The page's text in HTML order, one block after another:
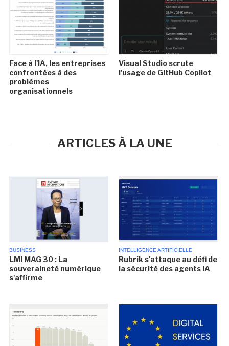
Face à l'IA, les entreprises
confrontées à des
problèmes
organisationnels
Visual Studio scrute
l'usage de GitHub Copilot
ARTICLES À LA UNE
BUSINESS
LMI MAG 30 : La
souveraineté numérique
s'affirme
INTELLIGENCE ARTIFICIELLE
Rubrik s'attaque au défi de
la sécurité des agents IA